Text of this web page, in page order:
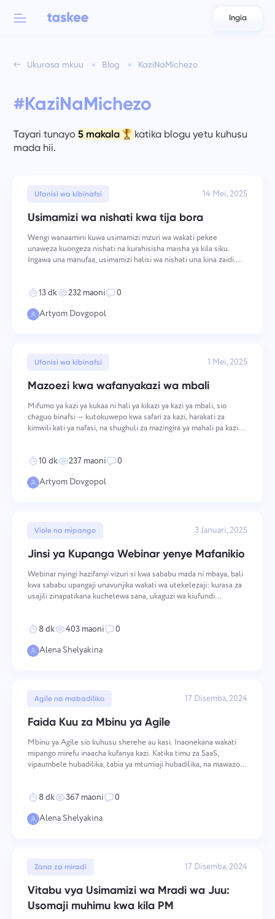
العربية
Azərbaycan
日本語
Deutsch
English
Español
हिन्दी
Italiano
Oʻzbek
ไทย
Ingia
Ukurasa mkuu Blog KaziNaMichezo
#KaziNaMichezo
Tayari tunayo 5 makala
katika blogu yetu kuhusu
mada hii.
Ufanisi wa kibinafsi 14 Mei, 2025
Usimamizi wa nishati kwa tija bora
Wengi wanaamini kuwa usimamizi mzuri wa wakati pekee
unaweza kuongeza nishati na kurahisisha maisha ya kila siku.
Ingawa una manufaa, usimamizi halisi wa nishati una kina zaidi.
13 dk 232 maoni
0
Artyom Dovgopol
Ufanisi wa kibinafsi 1 Mei, 2025
Mazoezi kwa wafanyakazi wa mbali
Mifumo ya kazi ya kukaa ni hali ya kikazi ya kazi ya mbali, sio
chaguo binafsi — kutokuwepo kwa safari za kazi, harakati za
kimwili kati ya nafasi, na shughuli za mazingira ya mahali pa kazi
10 dk 237 maoni
0
Artyom Dovgopol
Viole na mipango 3 Januari, 2025
Jinsi ya Kupanga Webinar yenye Mafanikio
Webinar nyingi hazifanyi vizuri si kwa sababu mada ni mbaya, bali
kwa sababu upangaji unavunjika wakati wa utekelezaji: kurasa za
usajili zinapatikana kuchelewa sana, ukaguzi wa kiufundi
8 dk 403 maoni
0
Alena Shelyakina
Agile na mabadiliko 17 Disemba, 2024
Faida Kuu za Mbinu ya Agile
Mbinu ya Agile sio kuhusu sherehe au kasi. Inaonekana wakati
mipango mirefu inaacha kufanya kazi. Katika timu za SaaS,
vipaumbele hubadilika, tabia ya mtumiaji hubadilika, na mawazo
8 dk 367 maoni
0
Alena Shelyakina
Zana za miradi 17 Disemba, 2024
Vitabu vya Usimamizi wa Mradi wa Juu:
Usomaji muhimu kwa kila PM
Ripoti kosa la tafsiri
Ungana na sisi
Email
Ujumbe wako
Kwa kubofya kitufe cha "Tuma", unakubali uchakataji
Sera ya faragha.
Ripoti mdudu
Tafadhali eleza suala ulilokutana nalo kwa undani,
hutusaidia kuboresha uzoefu wa watumiaji,
Vinjari faili au buruta na kushuka
Your message has been sent
We will contact you soon
bidhaa. Unatusaidia kuwa bora kila siku!
Pendekeza kipengele chako
Kipengele
Pakia faili
Kwa kubonyeza kitufe, unathibitisha ridhaa
yako ya usindikaji wadata binafsi.
Vipengele vya Taskee
Tazama vipengele vyote
Wakati wa kufuatilia
Fuatilia wakati wa kazi, angalia wenzako, na ongeza wakati
mwenyewe
Unda kazi, fanya kazi na wenzako na ifunge ikiwa
imekamilika.
Sambaza rasilimali kwa kutumia ripoti za muda uliotumiwa
Ubao wa Kanban
Dhibiti kazi kwenye ubao wa Kanban, chuja kazi, na kupima
Usimamizi wa Mradi
Usimamizi wa Kampuni
Unda kampuni, waalike watumiaji, na uweke majukumu ili
kuboresha kazi ya pamoja.
Kwa timu
Sekta